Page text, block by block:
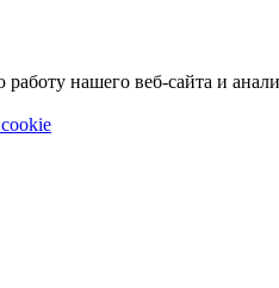
нашего веб-сайта и